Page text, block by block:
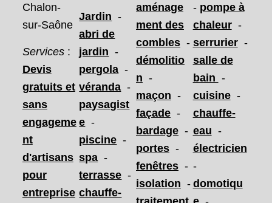
Chalon-
sur-Saône
Services:
Devis
gratuits et
sans
engageme
nt
d'artisans
pour
entreprise
Jardin -
abri de
jardin -
pergola -
véranda -
paysagist
e -
piscine -
spa -
terrasse -
chauffe-
aménage
ment des
combles -
démolitio
n -
maçon -
façade -
bardage -
portes -
fenêtres -
isolation -
- pompe à
chaleur -
serrurier -
salle de
bain -
cuisine -
chauffe-
eau -
électricien
-
domotiqu